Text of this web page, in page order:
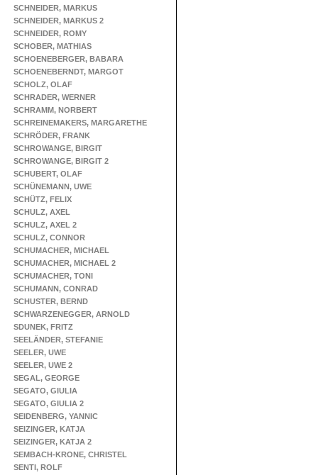
SCHNEIDER, MARKUS
SCHNEIDER, MARKUS 2
SCHNEIDER, ROMY
SCHOBER, MATHIAS
SCHOENEBERGER, BABARA
SCHOENEBERNDT, MARGOT
SCHOLZ, OLAF
SCHRADER, WERNER
SCHRAMM, NORBERT
SCHREINEMAKERS, MARGARETHE
SCHRÖDER, FRANK
SCHROWANGE, BIRGIT
SCHROWANGE, BIRGIT 2
SCHUBERT, OLAF
SCHÜNEMANN, UWE
SCHÜTZ, FELIX
SCHULZ, AXEL
SCHULZ, AXEL 2
SCHULZ, CONNOR
SCHUMACHER, MICHAEL
SCHUMACHER, MICHAEL 2
SCHUMACHER, TONI
SCHUMANN, CONRAD
SCHUSTER, BERND
SCHWARZENEGGER, ARNOLD
SDUNEK, FRITZ
SEELÄNDER, STEFANIE
SEELER, UWE
SEELER, UWE 2
SEGAL, GEORGE
SEGATO, GIULIA
SEGATO, GIULIA 2
SEIDENBERG, YANNIC
SEIZINGER, KATJA
SEIZINGER, KATJA 2
SEMBACH-KRONE, CHRISTEL
SENTI, ROLF